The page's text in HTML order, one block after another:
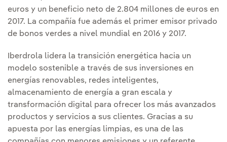
euros y un beneficio neto de 2.804 millones de euros en
2017. La compañía fue además el primer emisor privado
de bonos verdes a nivel mundial en 2016 y 2017.
Iberdrola lidera la transición energética hacia un
modelo sostenible a través de sus inversiones en
energías renovables, redes inteligentes,
almacenamiento de energía a gran escala y
transformación digital para ofrecer los más avanzados
productos y servicios a sus clientes. Gracias a su
apuesta por las energías limpias, es una de las